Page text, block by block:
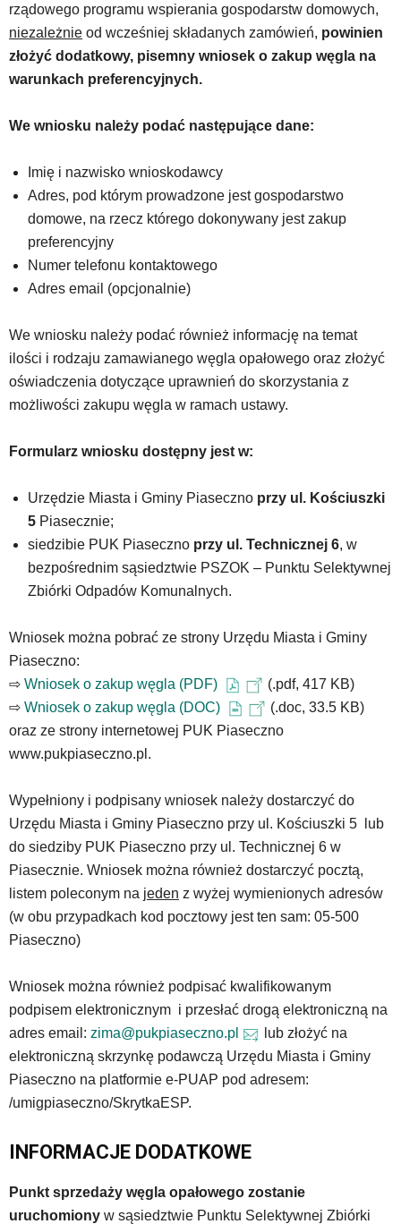
obsługiwana
jest
standardowy
stronie
znajdować
powszechnie
używane
elementy
wideo
portalu
oraz
mapy
Google
osadzane
formie
obsługiwane
są
pomocą
klawiszy
lub
odpowiadających
skrótów
klawiaturowych
w
czytniku
być
wyposażone
w
dedykowane
klawiaturowe
przyjęte
dla
rządowego programu wspierania gospodarstw domowych,
niezależnie od wcześniej składanych zamówień, powinien
złożyć dodatkowy, pisemny wniosek o zakup węgla na
warunkach preferencyjnych.
We wniosku należy podać następujące dane:
Imię i nazwisko wnioskodawcy
Adres, pod którym prowadzone jest gospodarstwo
domowe, na rzecz którego dokonywany jest zakup
preferencyjny
Numer telefonu kontaktowego
Adres email (opcjonalnie)
We wniosku należy podać również informację na temat
ilości i rodzaju zamawianego węgla opałowego oraz złożyć
oświadczenia dotyczące uprawnień do skorzystania z
możliwości zakupu węgla w ramach ustawy.
Formularz wniosku dostępny jest w:
Urzędzie Miasta i Gminy Piaseczno przy ul. Kościuszki
5 Piasecznie;
siedzibie PUK Piaseczno przy ul. Technicznej 6, w
bezpośrednim sąsiedztwie PSZOK – Punktu Selektywnej
Zbiórki Odpadów Komunalnych.
Wniosek można pobrać ze strony Urzędu Miasta i Gminy
Piaseczno:
⇨ Wniosek o zakup węgla (PDF)
(.pdf, 417 KB)
⇨ Wniosek o zakup węgla (DOC)
(.doc, 33.5 KB)
oraz ze strony internetowej PUK Piaseczno
www.pukpiaseczno.pl.
Wypełniony i podpisany wniosek należy dostarczyć do
Urzędu Miasta i Gminy Piaseczno przy ul. Kościuszki 5 lub
do siedziby PUK Piaseczno przy ul. Technicznej 6 w
Piasecznie. Wniosek można również dostarczyć pocztą,
listem poleconym na jeden z wyżej wymienionych adresów
(w obu przypadkach kod pocztowy jest ten sam: 05-500
Piaseczno)
Wniosek można również podpisać kwalifikowanym
podpisem elektronicznym i przesłać drogą elektroniczną na
adres email: zima@pukpiaseczno.pl
lub złożyć na
elektroniczną skrzynkę podawczą Urzędu Miasta i Gminy
Piaseczno na platformie e-PUAP pod adresem:
/umigpiaseczno/SkrytkaESP.
INFORMACJE DODATKOWE
Punkt sprzedaży węgla opałowego zostanie
uruchomiony w sąsiedztwie Punktu Selektywnej Zbiórki